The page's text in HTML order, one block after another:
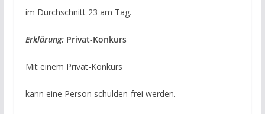
im Durchschnitt 23 am Tag.
Erklärung: Privat-Konkurs
Mit einem Privat-Konkurs
kann eine Person schulden-frei werden.